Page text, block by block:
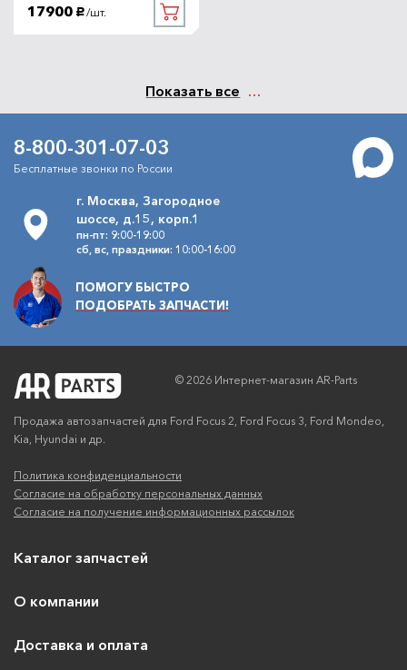
17900 руб. /шт.
Показать все
8-800-301-07-03
Бесплатные звонки по России
г. Москва, Загородное
шоссе, д.15, корп.1
пн-пт: 9:00-19:00
сб, вс, праздники: 10:00-16:00
ПОМОГУ БЫСТРО
ПОДОБРАТЬ ЗАПЧАСТИ!
© 2026 Интернет-магазин AR-Parts
Продажа автозапчастей для Ford Focus 2, Ford Focus 3, Ford Mondeo,
Kia, Hyundai и др.
Политика конфиденциальности
Согласие на обработку персональных данных
Согласие на получение информационных рассылок
Каталог запчастей
О компании
Доставка и оплата